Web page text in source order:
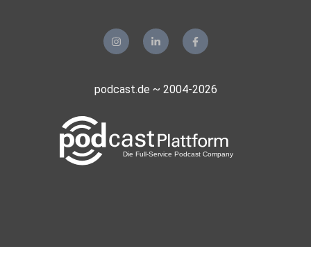
podcast.de ~ 2004-2026